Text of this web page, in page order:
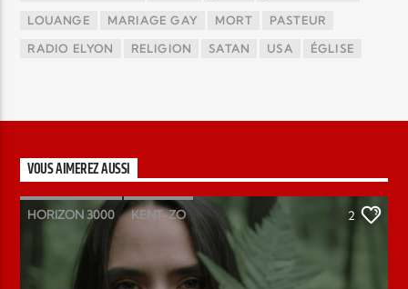
LOUANGE MARIAGE GAY MORT PASTEUR
RADIO ELYON RELIGION SATAN USA ÉGLISE
VOUS AIMEREZ AUSSI
HORIZON 3000 KENT-ZO 2